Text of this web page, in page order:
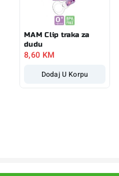
MAM Clip traka za
dudu
8,60 KM
Dodaj U Korpu